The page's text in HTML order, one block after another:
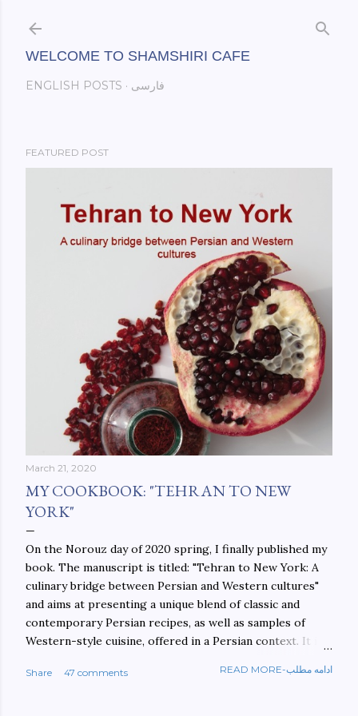
WELCOME TO SHAMSHIRI CAFE
ENGLISH POSTS فارسی
FEATURED POST
March 21, 2020
MY COOKBOOK: "TEHRAN TO NEW
YORK"
On the Norouz day of 2020 spring, I finally published my
book. The manuscript is titled: "Tehran to New York: A
culinary bridge between Persian and Western cultures"
and aims at presenting a unique blend of classic and
contemporary Persian recipes, as well as samples of
Western-style cuisine, offered in a Persian context. It is
walls. This book aims at constructing a bridge between
Share 47 comments READ MORE-ادامه مطلب